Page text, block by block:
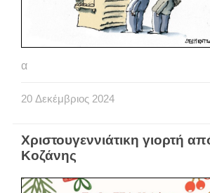
α
20 Δεκέμβριος 2024
Χριστουγεννιάτικη γιορτή
Κοζάνης